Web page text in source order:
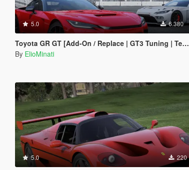
5.0 6.380
Toyota GR GT [Add-On / Replace | GT3 Tuning | Template | LODS]
By ElioMinati
5.0 220